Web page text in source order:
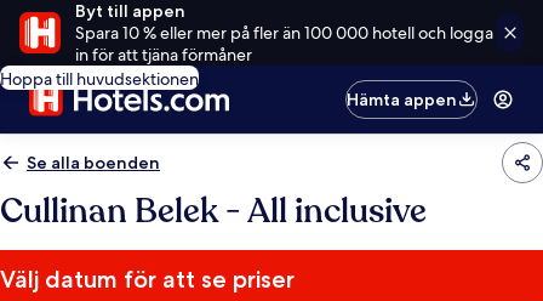
Byt till appen
Spara 10 % eller mer på fler än 100 000 hotell och logga
in för att tjäna förmåner
Hoppa till huvudsektionen
Hämta appen
Se alla boenden
Cullinan Belek - All inclusive
Välj datum för att se priser